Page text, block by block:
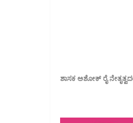
ಶಾಸಕ ಅಶೋಕ್ ರೈ